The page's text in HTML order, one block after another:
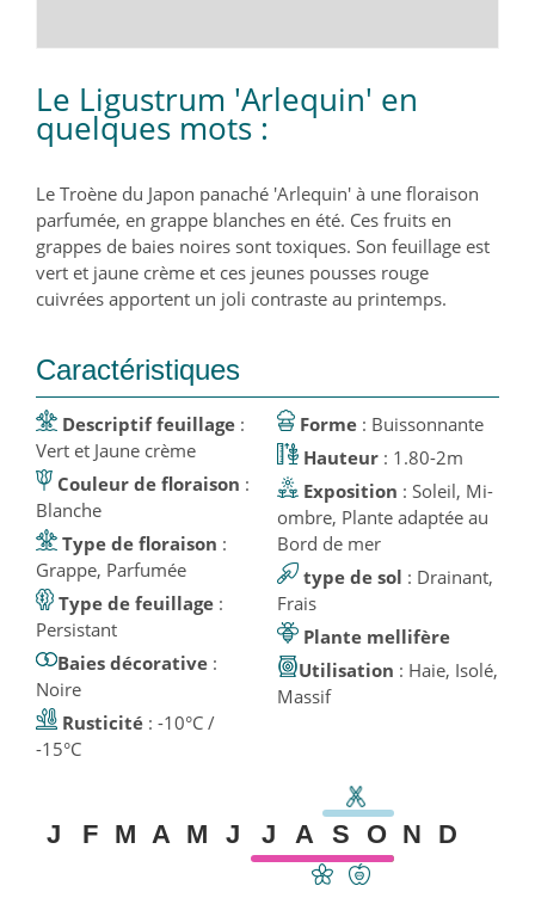
Le Ligustrum 'Arlequin' en
quelques mots :
Le Troène du Japon panaché 'Arlequin' à une floraison
parfumée, en grappe blanches en été. Ces fruits en
grappes de baies noires sont toxiques. Son feuillage est
vert et jaune crème et ces jeunes pousses rouge
cuivrées apportent un joli contraste au printemps.
Caractéristiques
Descriptif feuillage :
Vert et Jaune crème
Couleur de floraison :
Blanche
Type de floraison :
Grappe, Parfumée
Type de feuillage :
Persistant
Baies décorative
Noire
Rusticité : -10°C /
-15°C
Forme
: Buissonnante
Hauteur: 1.80-2m
Exposition : Soleil, Mi-
ombre, Plante adaptée au
Bord de mer
type de sol : Drainant,
Frais
Plante mellifère
Utilisation : Haie, Isolé,
Massif
J F M A M J J A S O N D